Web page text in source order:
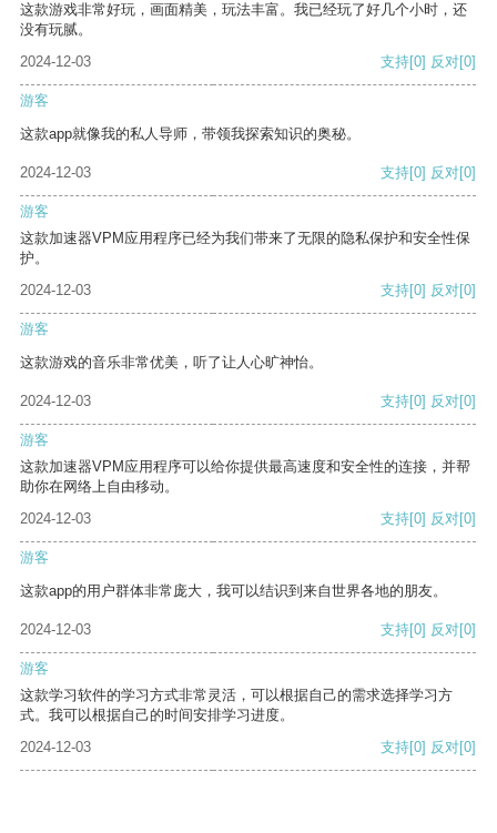
这款游戏非常好玩，画面精美，玩法丰富。我已经玩了好几个小时，还
没有玩腻。
2024-12-03
支持[0] 反对[0]
游客
这款app就像我的私人导师，带领我探索知识的奥秘。
2024-12-03 支持[0] 反对[0]
游客
这款加速器VPM应用程序已经为我们带来了无限的隐私保护和安全性保
护。
2024-12-03
支持[0] 反对[0]
游客
这款游戏的音乐非常优美，听了让人心旷神怡。
2024-12-03 支持[0] 反对[0]
游客
这款加速器VPM应用程序可以给你提供最高速度和安全性的连接，并帮
助你在网络上自由移动。
2024-12-03
支持[0] 反对[0]
游客
这款app的用户群体非常庞大，我可以结识到来自世界各地的朋友。
2024-12-03 支持[0] 反对[0]
游客
这款学习软件的学习方式非常灵活，可以根据自己的需求选择学习方
式。我可以根据自己的时间安排学习进度。
2024-12-03
支持[0] 反对[0]